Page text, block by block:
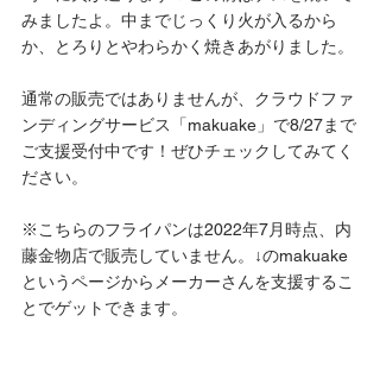
みましたよ。中までじっくり火が入るから
か、とろりとやわらかく焼きあがりました。
通常の販売ではありませんが、クラウドファ
ンディングサービス「makuake」で8/27まで
ご支援受付中です！ぜひチェックしてみてく
ださい。
※こちらのフライパンは2022年7月時点、内
藤金物店で販売していません。↓のmakuake
というページからメーカーさんを支援するこ
とでゲットできます。